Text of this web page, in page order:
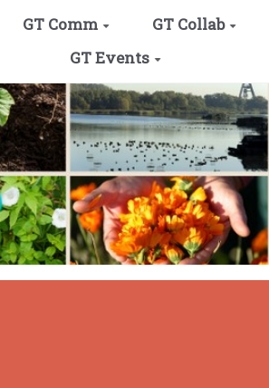
GT Comm GT Collab
GT Events